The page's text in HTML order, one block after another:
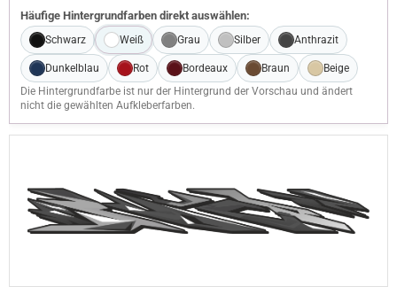
Häufige Hintergrundfarben direkt auswählen:
Schwarz Weiß Grau Silber Anthrazit
Dunkelblau Rot Bordeaux Braun
Beige
Die Hintergrundfarbe ist nur der Hintergrund der Vorschau und ändert
nicht die gewählten Aufkleberfarben.